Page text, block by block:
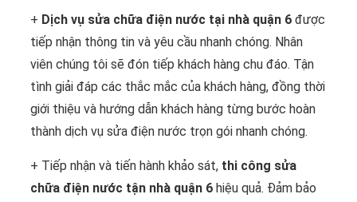
+ Dịch vụ sửa chữa điện nước tại nhà quận 6 được
tiếp nhận thông tin và yêu cầu nhanh chóng. Nhân
viên chúng tôi sẽ đón tiếp khách hàng chu đáo. Tận
tình giải đáp các thắc mắc của khách hàng, đồng thời
giới thiệu và hướng dẫn khách hàng từng bước hoàn
thành dịch vụ sửa điện nước trọn gói nhanh chóng.
+ Tiếp nhận và tiến hành khảo sát, thi công sửa
chữa điện nước tận nhà quận 6 hiệu quả. Đảm bảo